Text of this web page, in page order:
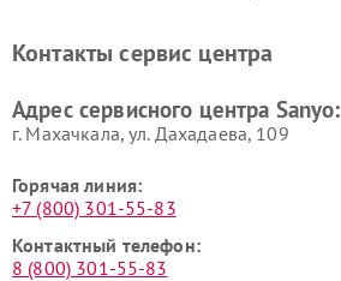
Контакты сервис центра
Адрес сервисного центра Sanyo:
г. Махачкала, ул. Дахадаева, 109
Горячая линия:
+7 (800) 301-55-83
Контактный телефон:
8 (800) 301-55-83